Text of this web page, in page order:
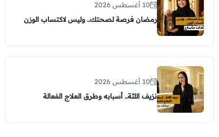
10 أغسطس 2026
رمضان فرصة لصحتك.. وليس لاكتساب الوزن
10 أغسطس 2026
نزيف اللثة.. أسبابه وطرق العلاج الفعالة